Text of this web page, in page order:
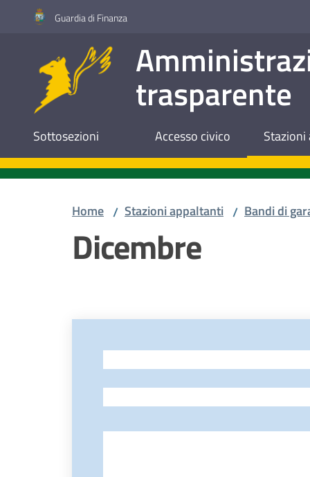
Vai al contenuto
Vai alla navigazione
Vai al footerGuardia di Finanza
trasparente
Sottosezioni Accesso civico
Home / Stazioni appaltanti / Bandi di
Dicembre
-